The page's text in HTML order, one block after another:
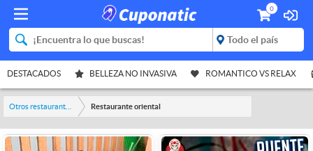
0
DESTACADOS BELLEZA NO INVASIVA ROMANTICO VS RELAX
Restaurante oriental